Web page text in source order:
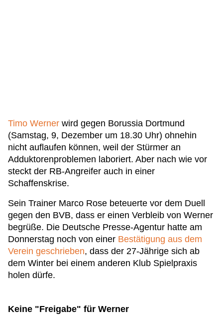
Timo Werner wird gegen Borussia Dortmund
(Samstag, 9, Dezember um 18.30 Uhr) ohnehin
nicht auflaufen können, weil der Stürmer an
Adduktorenproblemen laboriert. Aber nach wie vor
steckt der RB-Angreifer auch in einer
Schaffenskrise.
Sein Trainer Marco Rose beteuerte vor dem Duell
gegen den BVB, dass er einen Verbleib von Werner
begrüße. Die Deutsche Presse-Agentur hatte am
Donnerstag noch von einer Bestätigung aus dem
Verein geschrieben, dass der 27-Jährige sich ab
dem Winter bei einem anderen Klub Spielpraxis
holen dürfe.
Keine "Freigabe" für Werner